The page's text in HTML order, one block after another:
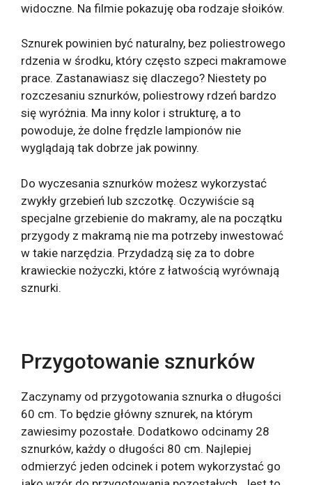
widoczne. Na filmie pokazuję oba rodzaje słoików.
Sznurek powinien być naturalny, bez poliestrowego
rdzenia w środku, który często szpeci makramowe
prace. Zastanawiasz się dlaczego? Niestety po
rozczesaniu sznurków, poliestrowy rdzeń bardzo
się wyróżnia. Ma inny kolor i strukturę, a to
powoduje, że dolne frędzle lampionów nie
wyglądają tak dobrze jak powinny.
Do wyczesania sznurków możesz wykorzystać
zwykły grzebień lub szczotkę. Oczywiście są
specjalne grzebienie do makramy, ale na początku
przygody z makramą nie ma potrzeby inwestować
w takie narzędzia. Przydadzą się za to dobre
krawieckie nożyczki, które z łatwością wyrównają
sznurki.
Przygotowanie sznurków
Zaczynamy od przygotowania sznurka o długości
60 cm. To będzie główny sznurek, na którym
zawiesimy pozostałe. Dodatkowo odcinamy 28
sznurków, każdy o długości 80 cm. Najlepiej
odmierzyć jeden odcinek i potem wykorzystać go